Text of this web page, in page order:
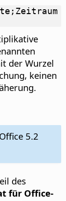
der Wurzel
keinen
5.2
des
für Office-